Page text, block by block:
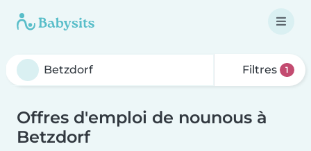
Filtres 1
Offres d'emploi de nounous à
Betzdorf